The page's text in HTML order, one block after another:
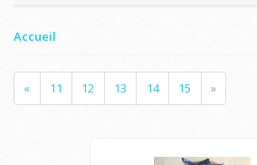
Accueil
« 11 12 13 14 15 »